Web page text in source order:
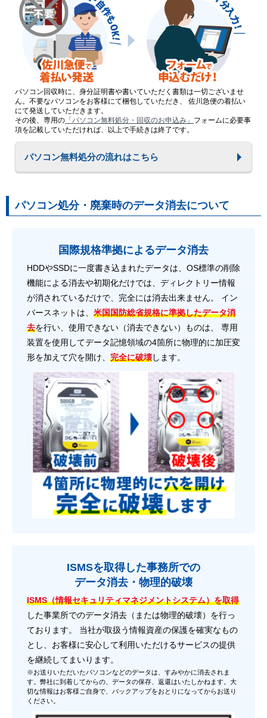
パソコン回収時に、身分証明書や書いていただく書類は一切ございませ
ん。不要なパソコンをお客様にて梱包していただき、 佐川急便の着払い
にて発送していただきます。
その後、専用の 「パソコン無料処分・回収のお申込み」 フォームに必要事
項を記載していただければ、以上で手続きは終了です。
パソコン無料処分の流れはこちら
パソコン処分・廃棄時のデータ消去について
国際規格準拠によるデータ消去
HDDやSSDに一度書き込まれたデータは、OS標準の削除
機能による消去や初期化だけでは、ディレクトリー情報
が消されているだけで、完全には消去出来ません。 イン
バースネットは、 米国国防総省規格に準拠したデータ消
去を行い、使用できない（消去できない）ものは、 専用
装置を使用してデータ記憶領域の4箇所に物理的に加圧変
形を加えて穴を開け、 完全に破壊します。
ISMSを取得した事務所での
データ消去・物理的破壊
ISMS（情報セキュリティマネジメントシステム）を取得
した事業所でのデータ消去（または物理的破壊）を行っ
ております。 当社が取扱う情報資産の保護を確実なもの
とし、お客様に安心して利用いただけるサービスの提供
を継続してまいります。
※お送りいただいたパソコンなどのデータは、すみやかに消去されま
す。弊社に到着してからの、データの保存、返還はいたしかねます。大
切な情報はお客様ご自身で、バックアップをおとりになってからお送り
ください。